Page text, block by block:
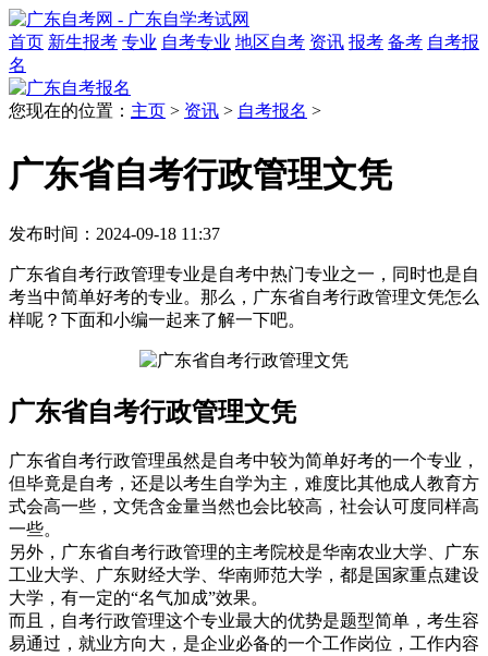
首页 新生报考 专业 自考专业 地区自考 资讯 报考 备考 自考报
名
您现在的位置： 主页 > 资讯 > 自考报名 >
广东省自考行政管理文凭
发布时间：2024-09-18 11:37
广东省自考行政管理专业是自考中热门专业之一，同时也是自
考当中简单好考的专业。那么，广东省自考行政管理文凭怎么
样呢？下面和小编一起来了解一下吧。
广东省自考行政管理文凭
广东省自考行政管理虽然是自考中较为简单好考的一个专业，
但毕竟是自考，还是以考生自学为主，难度比其他成人教育方
式会高一些，文凭含金量当然也会比较高，社会认可度同样高
一些。
另外，广东省自考行政管理的主考院校是华南农业大学、广东
工业大学、广东财经大学、华南师范大学，都是国家重点建设
大学，有一定的“名气加成”效果。
而且，自考行政管理这个专业最大的优势是题型简单，考生容
易通过，就业方向大，是企业必备的一个工作岗位，工作内容